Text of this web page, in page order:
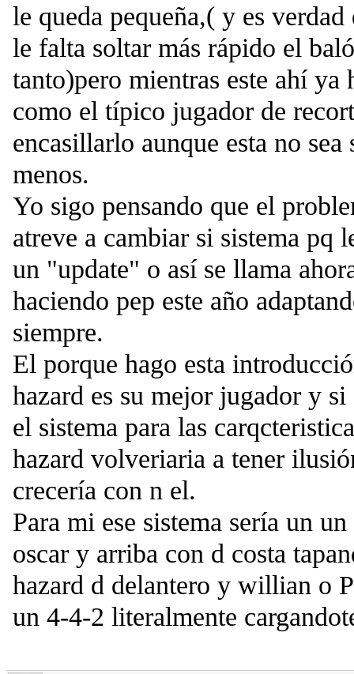
le queda pequeña,( y es
le falta soltar más rápido el
tanto)pero mientras este ahí ya
como el típico jugador de
encasillarlo aunque esta no
menos.
Yo sigo pensando que el
atreve a cambiar si sistema pq
un "update" o así se llama
haciendo pep este año
siempre.
El porque hago esta
hazard es su mejor jugador y
el sistema para las
hazard volveriaria a tener
crecería con n el.
Para mi ese sistema sería un
oscar y arriba con d costa
hazard d delantero y willian o
un 4-4-2 literalmente